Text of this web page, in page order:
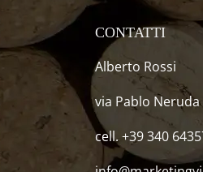
CONTATTI
Alberto Rossi
via Pablo
cell. +39 340